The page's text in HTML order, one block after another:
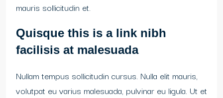
mauris sollicitudin et.
Quisque this is a link nibh
facilisis at malesuada
Nullam tempus sollicitudin cursus. Nulla elit mauris,
volutpat eu varius malesuada, pulvinar eu ligula. Ut et